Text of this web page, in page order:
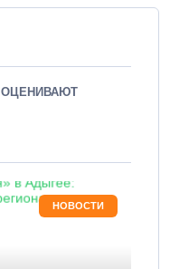
ОЦЕНИВАЮТ
НОВОСТИ